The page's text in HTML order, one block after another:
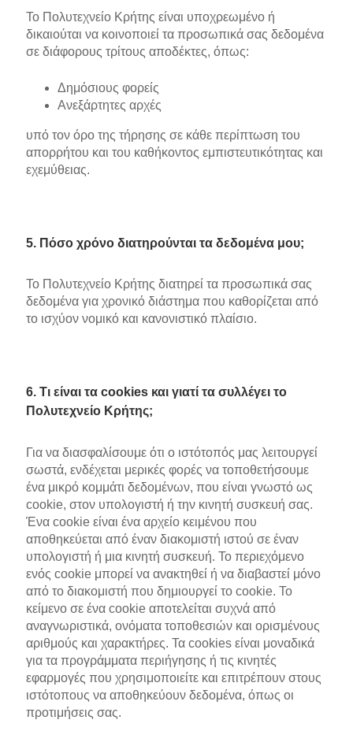
Το Πολυτεχνείο Κρήτης είναι υποχρεωμένο ή
δικαιούται να κοινοποιεί τα προσωπικά σας δεδομένα
σε διάφορους τρίτους αποδέκτες, όπως:
Δημόσιους φορείς
Ανεξάρτητες αρχές
υπό τον όρο της τήρησης σε κάθε περίπτωση του
απορρήτου και του καθήκοντος εμπιστευτικότητας και
εχεμύθειας.
5. Πόσο χρόνο διατηρούνται τα δεδομένα μου;
Το Πολυτεχνείο Κρήτης διατηρεί τα προσωπικά σας
δεδομένα για χρονικό διάστημα που καθορίζεται από
το ισχύον νομικό και κανονιστικό πλαίσιο.
6. Τι είναι τα cookies και γιατί τα συλλέγει το
Πολυτεχνείο Κρήτης;
Για να διασφαλίσουμε ότι ο ιστότοπός μας λειτουργεί
σωστά, ενδέχεται μερικές φορές να τοποθετήσουμε
ένα μικρό κομμάτι δεδομένων, που είναι γνωστό ως
cookie, στον υπολογιστή ή την κινητή συσκευή σας.
Ένα cookie είναι ένα αρχείο κειμένου που
αποθηκεύεται από έναν διακομιστή ιστού σε έναν
υπολογιστή ή μια κινητή συσκευή. Το περιεχόμενο
ενός cookie μπορεί να ανακτηθεί ή να διαβαστεί μόνο
από το διακομιστή που δημιουργεί το cookie. Το
κείμενο σε ένα cookie αποτελείται συχνά από
αναγνωριστικά, ονόματα τοποθεσιών και ορισμένους
αριθμούς και χαρακτήρες. Τα cookies είναι μοναδικά
για τα προγράμματα περιήγησης ή τις κινητές
εφαρμογές που χρησιμοποιείτε και επιτρέπουν στους
ιστότοπους να αποθηκεύουν δεδομένα, όπως οι
προτιμήσεις σας.